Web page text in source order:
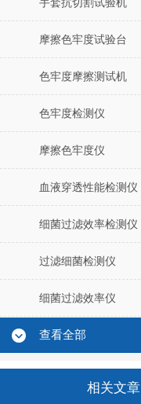
手套抗切割试验机
摩擦色牢度试验台
色牢度摩擦测试机
色牢度检测仪
摩擦色牢度仪
血液穿透性能检测仪
细菌过滤效率检测仪
过滤细菌检测仪
细菌过滤效率仪
查看全部
相关文章